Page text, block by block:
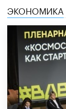
ЭКОНОМИКА